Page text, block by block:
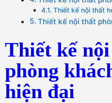
Thiết kế nội thất
Thiết kế nội thất
Thiết kế
phòng
hiện đại